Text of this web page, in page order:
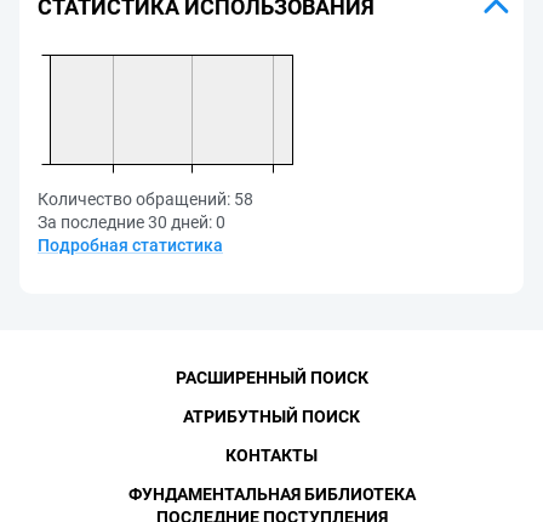
СТАТИСТИКА ИСПОЛЬЗОВАНИЯ
Количество обращений: 58
За последние 30 дней:0
Подробная статистика
РАСШИРЕННЫЙ ПОИСК
АТРИБУТНЫЙ ПОИСК
КОНТАКТЫ
ФУНДАМЕНТАЛЬНАЯ БИБЛИОТЕКА
ПОСЛЕДНИЕ ПОСТУПЛЕНИЯ